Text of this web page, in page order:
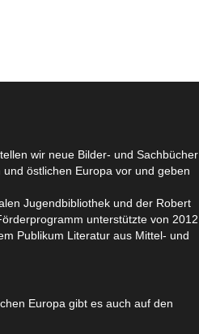
wir neue Bilder- und Sachbücher
östlichen Europa vor und geben
Jugendbibliothek und der Robert
unterstützte von 2012
Publikum Literatur aus Mittel- und
Europa gibt es auch auf den